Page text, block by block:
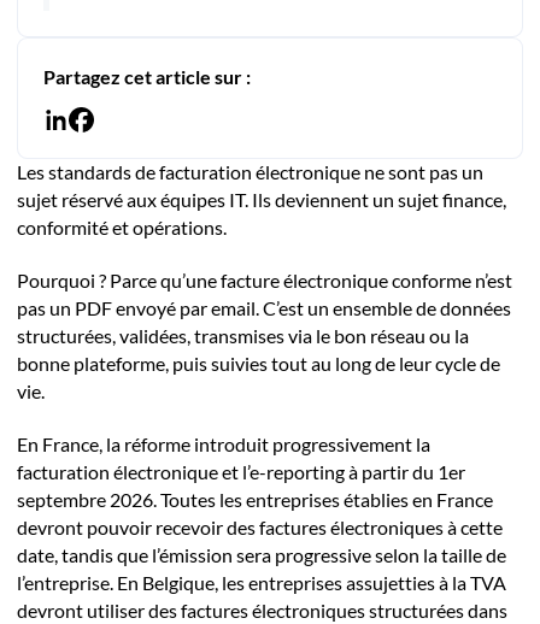
Partagez cet article sur :
Les standards de facturation électronique ne sont pas un
sujet réservé aux équipes IT. Ils deviennent un sujet finance,
conformité et opérations.
Pourquoi ? Parce qu’une facture électronique conforme n’est
pas un PDF envoyé par email. C’est un ensemble de données
structurées, validées, transmises via le bon réseau ou la
bonne plateforme, puis suivies tout au long de leur cycle de
vie.
En France, la réforme introduit progressivement la
facturation électronique et l’e-reporting à partir du 1er
septembre 2026. Toutes les entreprises établies en France
devront pouvoir recevoir des factures électroniques à cette
date, tandis que l’émission sera progressive selon la taille de
l’entreprise. En Belgique, les entreprises assujetties à la TVA
devront utiliser des factures électroniques structurées dans